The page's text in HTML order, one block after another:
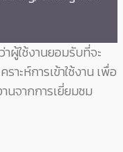
ผู้ใช้งานยอมรับที่จะ
าะห์การเข้าใช้งาน เพื่อ
นจากการเยี่ยมชม